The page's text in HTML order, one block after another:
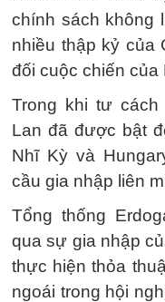
chính sách không
nhiều thập kỷ của
đối cuộc chiến của
Trong khi tư cách
Lan đã được bật
Nhĩ Kỳ và
cầu gia nhập liên
Tổng thống
qua sự gia nhập
thực hiện thỏa
ngoái trong hội